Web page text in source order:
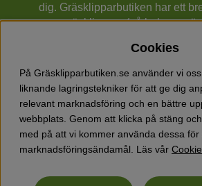
dig. Gräsklipparbutiken har ett
gräsklippare (gå bakom
cylindergräsklippare, traktorer mm
Klippo och Gardena.
Utöver gräsklippare finns också ett
Gräsklipparbutiken med skog &
som grästrimmers, röjsågar,
jordfräsar, lövblåsar, snöslungor,
skyddsutrustning, kläder, oljor,
Cookies
På Gräsklipparbutiken.se använder vi
liknande lagringstekniker för att ge dig
relevant marknadsföring och en bättre
webbplats. Genom att klicka på stäng
med på att vi kommer använda dessa för
marknadsföringsändamål. Läs vår